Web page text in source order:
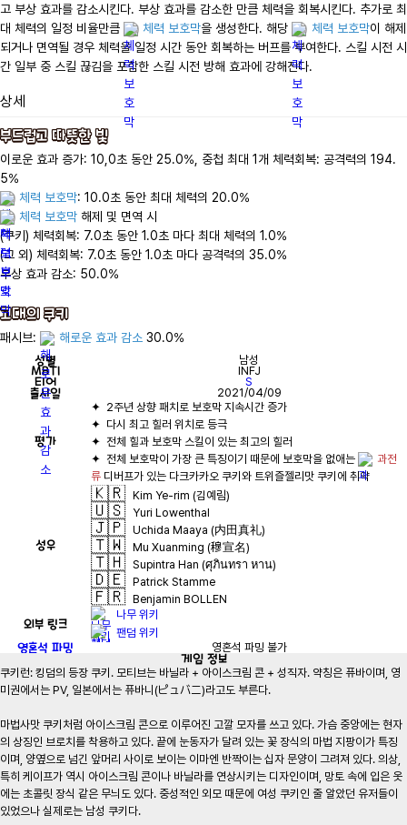
고 부상 효과를 감소시킨다. 부상 효과를 감소한 만큼 체력을 회복시킨다. 추가로 최
대 체력의 일정 비율만큼
체력 보호막을 생성한다. 해당 체력 보호막이 해제
되거나 면역될 경우 체력을 일정 시간 동안 회복하는 버프를 부여한다. 스킬 시전 시
간 일부 중 스킬 끊김을 포함한 스킬 시전 방해 효과에 강해진다.
상세
부드럽고 따뜻한 빛
이로운 효과 증가: 10,0초 동안 25.0%, 중첩 최대 1개 체력회복: 공격력의 194.
체력 보호막
체력 보호막 해제 및 면역 시
(쿠키) 체력회복: 7.0초 동안 1.0초 마다 최대 체력의 1.0%
(그 외) 체력회복: 7.0초 동안 1.0초 마다 공격력의 35.0%
부상 효과 감소: 50.0%
고대의 쿠키
패시브: 해로운 효과 감소 30.0%
성별 남성
MBTI INFJ
티어 S
출시일 2021/04/09
평가
✦  전체 보호막이 가장 큰 특징이기 때문에 보호막을 없애는
과전
류
성우
🇰🇷 Kim Ye-rim (김예림)
🇺🇸 Yuri Lowenthal
🇯🇵 Uchida Maaya (内田真礼)
🇹🇼 Mu Xuanming (穆宣名)
🇹🇭 Supintra Han (ศุภินทรา หาน)
🇩🇪 Patrick Stamme
🇫🇷 Benjamin BOLLEN
외부 링크
나무 위키
팬덤 위키
영혼석 파밍 영혼석 파밍 불가
게임 정보
쿠키런: 킹덤의 등장 쿠키. 모티브는 바닐라 + 아이스크림 콘 + 성직자. 약칭은 퓨바이며, 영
미권에서는 PV, 일본에서는 퓨바니(ピュバニ)라고도 부른다.
마법사맛 쿠키처럼 아이스크림 콘으로 이루어진 고깔 모자를 쓰고 있다. 가슴 중앙에는 현자
의 상징인 브로치를 착용하고 있다. 끝에 눈동자가 달려 있는 꽃 장식의 마법 지팡이가 특징
이며, 양옆으로 넘긴 앞머리 사이로 보이는 이마엔 반짝이는 십자 문양이 그려져 있다. 의상,
특히 케이프가 역시 아이스크림 콘이나 바닐라를 연상시키는 디자인이며, 망토 속에 입은 옷
에는 초콜릿 장식 같은 무늬도 있다. 중성적인 외모 때문에 여성 쿠키인 줄 알았던 유저들이
있었으나 실제로는 남성 쿠키다.